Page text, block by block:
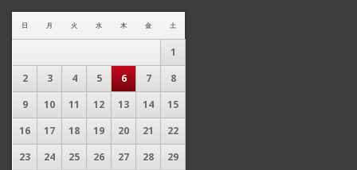
日 月 火 水 木 金 土
1
2
3 4 5 6 7
8
9
10 11 12 13 14
15
16
17 18 19 20 21
22
23
24 25 26 27 28
29